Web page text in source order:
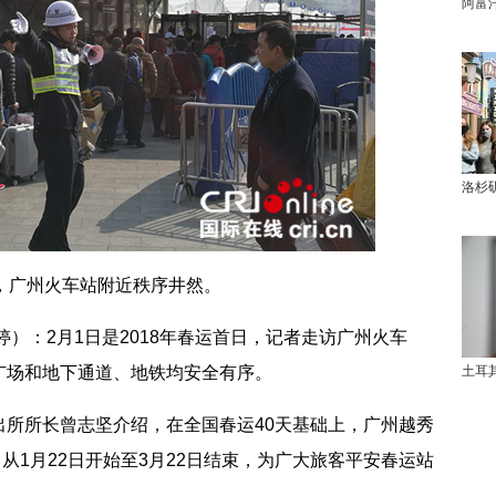
广州火车站附近秩序井然。
2月1日是2018年春运首日，记者走访广州火车
和地下通道、地铁均安全有序。
长曾志坚介绍，在全国春运40天基础上，广州越秀
1月22日开始至3月22日结束，为广大旅客平安春运站
阿富
洛杉
土耳